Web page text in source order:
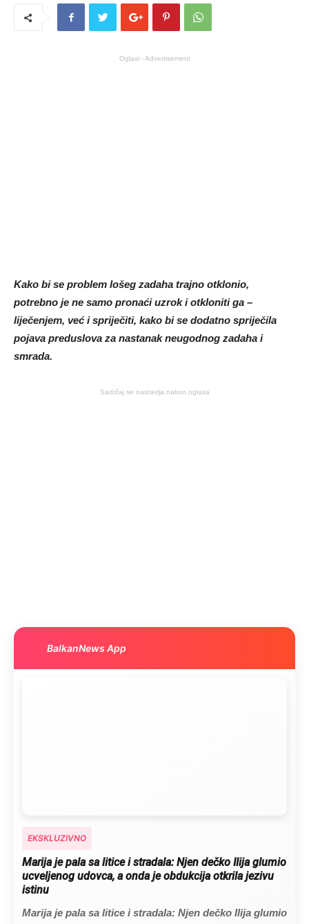
Oglasi - Advertisement
Kako bi se problem lošeg zadaha trajno otklonio,
potrebno je ne samo pronaći uzrok i otkloniti ga –
liječenjem, već i spriječiti, kako bi se dodatno spriječila
pojava preduslova za nastanak neugodnog zadaha i
smrada.
Sadržaj se nastavlja nakon oglasa
BalkanNews App
EKSKLUZIVNO
Marija je pala sa litice i stradala: Njen dečko Ilija glumio
ucveljenog udovca, a onda je obdukcija otkrila jezivu
istinu
Marija je pala sa litice i stradala: Njen dečko Ilija glumio